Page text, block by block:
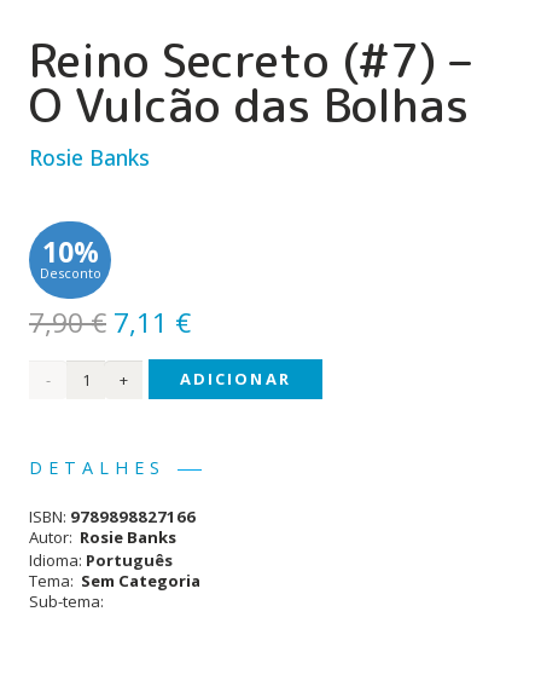
Reino Secreto (#7) –
O Vulcão das Bolhas
Rosie Banks
10%
Desconto
7,90€ O
preço
original
7,90 €.
7,11 €O
preço
atual
Quantidade
(#7) -
O
Vulcão
ADICIONAR
DETALHES
ISBN: 9789898827166
Autor: Rosie Banks
Idioma: Português
Tema: Sem Categoria
Sub-tema: